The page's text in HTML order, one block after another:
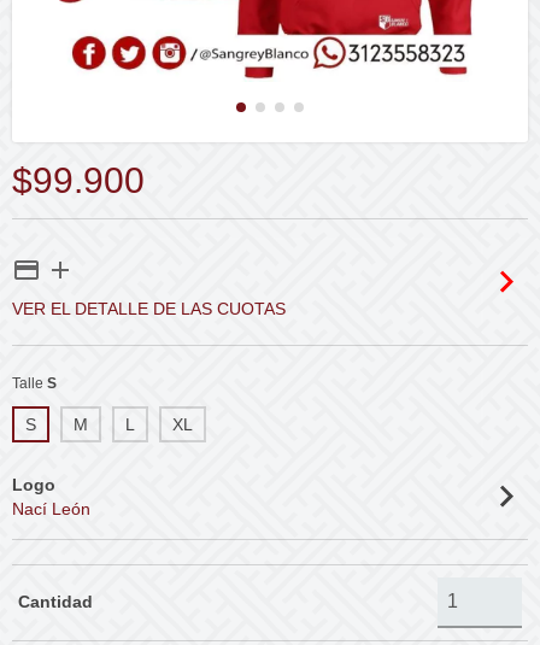
$99.900
VER EL DETALLE DE LAS CUOTAS
Talle S
S M L XL
Logo
Nací León
Cantidad